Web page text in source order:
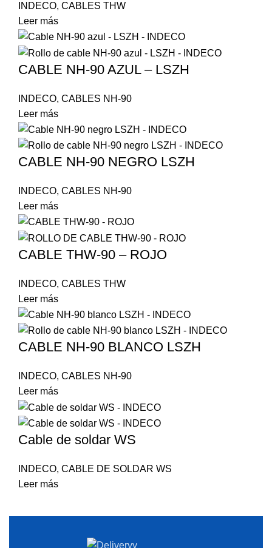
INDECO, CABLES THW
Leer más
CABLE NH-90 AZUL – LSZH
INDECO, CABLES NH-90
Leer más
CABLE NH-90 NEGRO LSZH
INDECO, CABLES NH-90
Leer más
CABLE THW-90 – ROJO
INDECO, CABLES THW
Leer más
CABLE NH-90 BLANCO LSZH
INDECO, CABLES NH-90
Leer más
Cable de soldar WS
INDECO, CABLE DE SOLDAR WS
Leer más